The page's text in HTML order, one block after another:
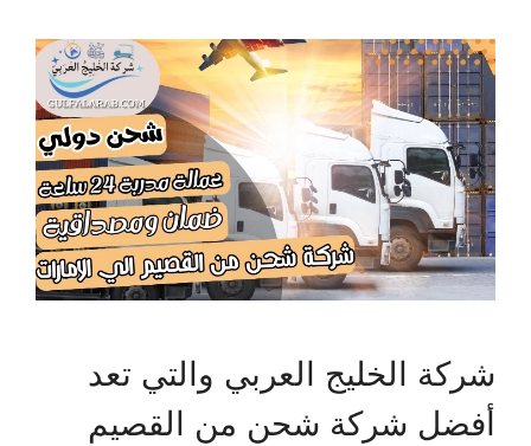
شركة الخليج العربي والتي تعد
أفضل شركة شحن من القصيم